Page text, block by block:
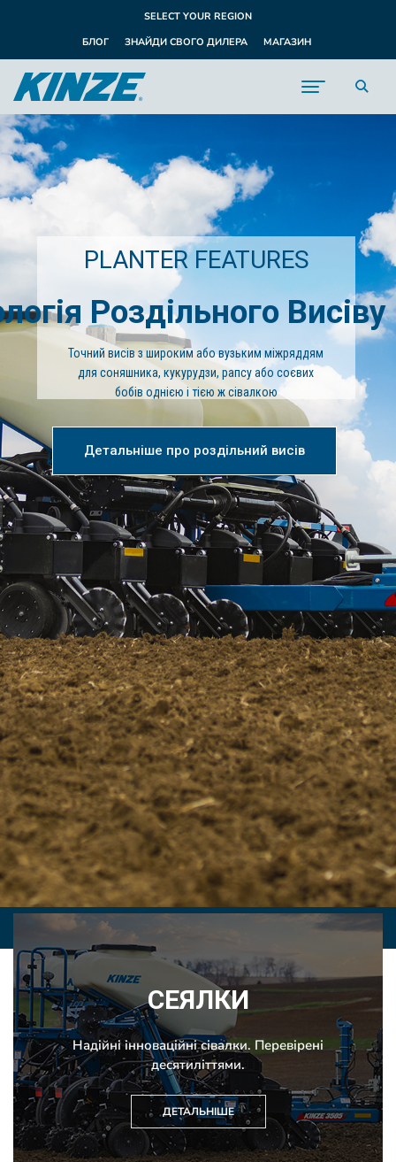
SELECT YOUR REGION
БЛОГ
ЗНАЙДИ СВОГО ДИЛЕРА МАГАЗИН
PLANTER FEATURES
Роздільного
Точний висів з широким або вузьким міжряддям
для соняшника, кукурудзи, рапсу або соєвих
бобів однією і тією ж сівалкою
Детальніше про роздільний висів
СЕЯЛКИ
Надійні інноваційні сівалки. Перевірені
десятиліттями.
ДЕТАЛЬНІШЕ